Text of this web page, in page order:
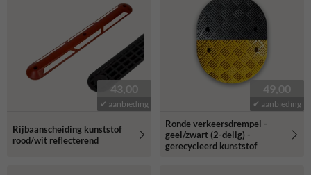
43,00
✔ aanbieding
Rijbaanscheiding kunststof
rood/wit reflecterend
49,00
✔ aanbieding
Ronde verkeersdrempel -
geel/zwart (2-delig) -
gerecycleerd kunststof